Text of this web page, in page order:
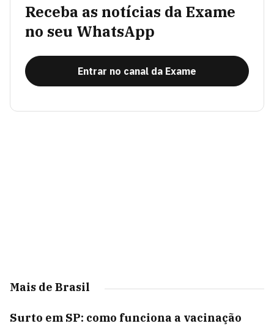
Receba as notícias da Exame
no seu WhatsApp
Entrar no canal da Exame
Mais de Brasil
Surto em SP: como funciona a vacinação